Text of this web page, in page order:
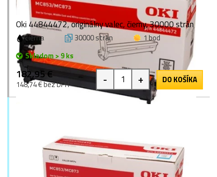
Oki 44844472, originálny valec, čierny, 30000 strán
čierna 30000 strán
1 bod
Skladom > 9 ks
182,95 €
148,74 € bez DPH - + DO KOŠÍKA